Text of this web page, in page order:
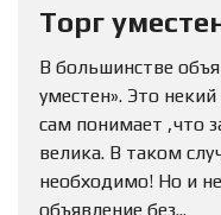
Торг
В большинстве
уместен». Это
сам понимает ,что
велика. В таком
необходимо! Но и
объявление без...